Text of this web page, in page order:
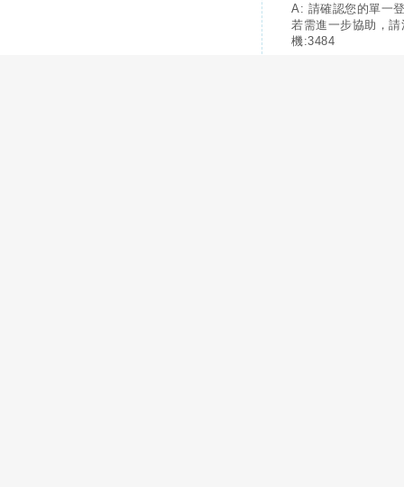
A: 請確認您的單一
若需進一步協助，
機:3484